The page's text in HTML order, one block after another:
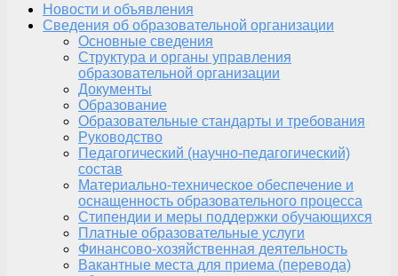
Новости и объявления
Сведения об образовательной организации
Основные сведения
Структура и органы управления
образовательной организации
Документы
Образование
Образовательные стандарты и требования
Руководство
Педагогический (научно-педагогический)
состав
Материально-техническое обеспечение и
оснащенность образовательного процесса
Стипендии и меры поддержки обучающихся
Платные образовательные услуги
Финансово-хозяйственная деятельность
Вакантные места для приема (перевода)